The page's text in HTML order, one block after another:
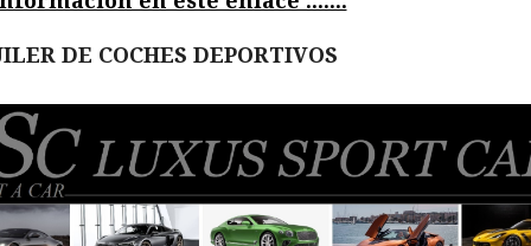
DE COCHES DEPORTIVOS